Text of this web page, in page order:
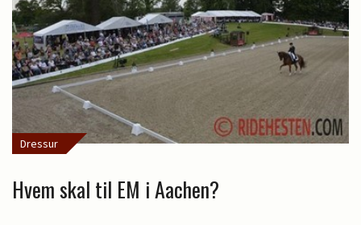
Dressur
Hvem skal til EM i Aachen?